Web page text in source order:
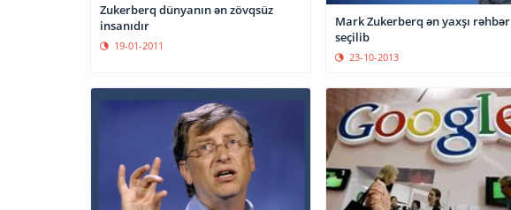
Zukerberq dünyanın ən zövqsüz
insanıdır
19-01-2011
Mark Zukerberq ən yaxşı rəhbər
seçilib
23-10-2013